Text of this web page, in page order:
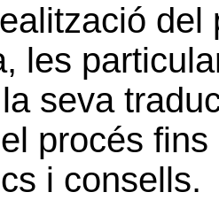
les
seva
procés
i consells.